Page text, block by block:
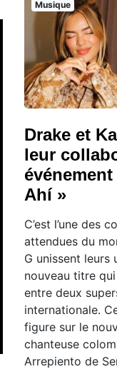
Musique
Drake et
leur
Ahí »
C’est l’une des
attendues du
G unissent leurs
nouveau titre
entre deux
internationale.
figure sur le
chanteuse
Arrepiento de